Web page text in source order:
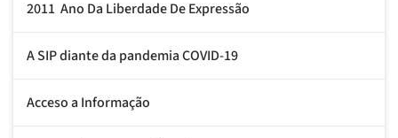
2011  Ano Da Liberdade De Expressão
A SIP diante da pandemia COVID-19
Acceso a Informação